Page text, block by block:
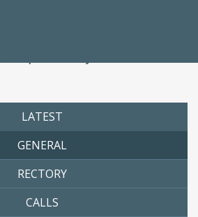
LATEST
GENERAL
RECTORY
CALLS